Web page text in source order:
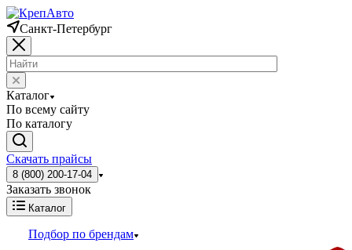
Санкт-Петербург
Каталог
По всему сайту
По каталогу
Скачать прайсы
8 (800) 200-17-04
Заказать звонок
Каталог
Подбор по брендам